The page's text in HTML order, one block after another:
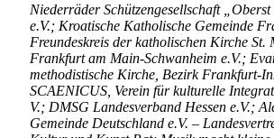
Niederräder Schützengesellschaft
e.V.; Kroatische Katholische Gemeinde
Freundeskreis der katholischen Kirche St.
Frankfurt am Main-Schwanheim e.V.;
methodistische Kirche, Bezirk Frankfurt-
SCAENICUS, Verein für kulturelle
V.; DMSG Landesverband Hessen e.V.;
Gemeinde Deutschland e.V. –